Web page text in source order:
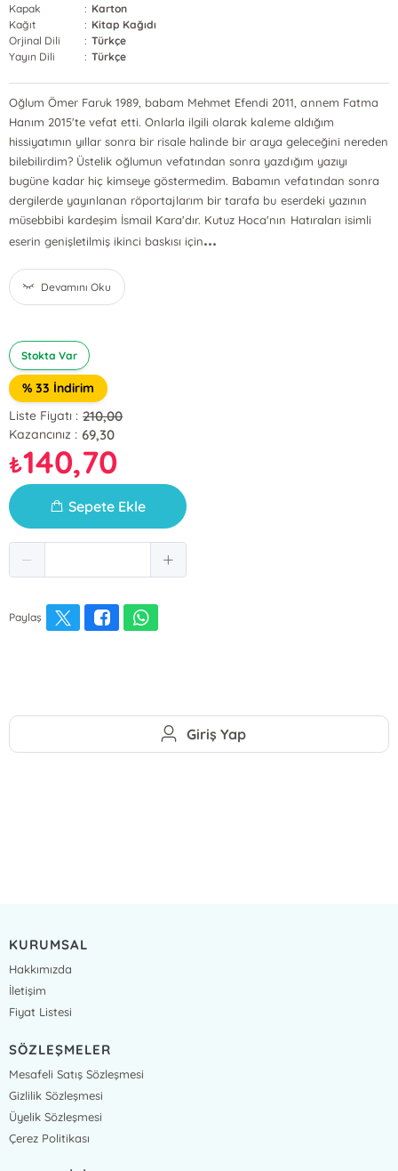
Kapak
: Karton
Kağıt
: Kitap Kağıdı
Orjinal Dili
: Türkçe
Yayın Dili
: Türkçe
Oğlum Ömer Faruk 1989, babam Mehmet Efendi 2011, annem Fatma
Hanım 2015'te vefat etti. Onlarla ilgili olarak kaleme aldığım
hissiyatımın yıllar sonra bir risale halinde bir araya geleceğini nereden
bilebilirdim? Üstelik oğlumun vefatından sonra yazdığım yazıyı
bugüne kadar hiç kimseye göstermedim. Babamın vefatından sonra
dergilerde yayınlanan röportajlarım bir tarafa bu eserdeki yazının
müsebbibi kardeşim İsmail Kara'dır. Kutuz Hoca'nın Hatıraları isimli
eserin genişletilmiş ikinci baskısı için...
Devamını Oku
Stokta Var
% 33 İndirim
Liste Fiyatı : 210,00
Kazancınız : 69,30
₺140,70
Sepete Ekle
Paylaş
Giriş Yap
KURUMSAL
Hakkımızda
İletişim
Fiyat Listesi
SÖZLEŞMELER
Mesafeli Satış Sözleşmesi
Gizlilik Sözleşmesi
Üyelik Sözleşmesi
Çerez Politikası